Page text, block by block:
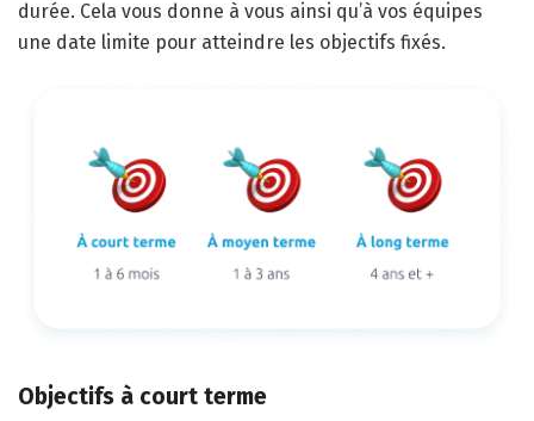
durée. Cela vous donne à vous ainsi qu’à vos équipes
une date limite pour atteindre les objectifs fixés.
Objectifs à court terme